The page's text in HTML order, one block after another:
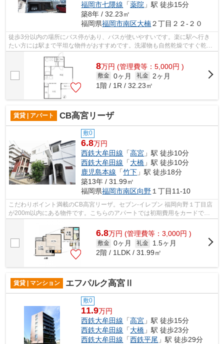
福岡市七隈線 「薬院 」駅 徒歩15分
築8年 / 32.23㎡
福岡県福岡市南区大楠２丁目２２-２０
徒歩3分以内の場所にバス停があり、バスが使いやすいです。楽に駅へ行き
たい方には駅まで平坦な物件がおすすめです。洗濯物も自然乾燥ですぐ乾く
通風良好な間取りのマンション。一階に...
8万円 (管理費等：5,000円 )
敷金 0ヶ月 礼金
2ヶ月
1階 / 1R / 32.23㎡
賃貸 | アパート CB高宮リーザ
敷0
6.8万円
西鉄大牟田線 「高宮 」駅 徒歩10分
西鉄大牟田線 「大橋 」駅 徒歩10分
鹿児島本線 「竹下 」駅 徒歩18分
築13年 / 31.99㎡
福岡県福岡市南区向野 １丁目11-10
こだわりポイント満載のCB高宮リーザ。セブン-イレブン 福岡向野１丁目店
が200m以内にある物件です。こちらのアパートでは初期費用をカードでお
支払いいただけます。2つの路線をご利用...
6.8万円 (管理費等：3,000円 )
敷金 0ヶ月 礼金
1.5ヶ月
2階 / 1LDK / 31.99㎡
賃貸 | マンション エフパルク高宮Ⅱ
敷0
11.9万円
西鉄大牟田線 「高宮 」駅 徒歩15分
西鉄大牟田線 「大橋 」駅 徒歩23分
西鉄大牟田線 「西鉄平尾 」駅 徒歩29分